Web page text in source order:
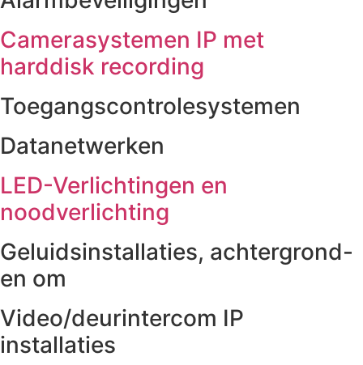
Camerasystemen IP met
harddisk recording
Toegangscontrolesystemen
Datanetwerken
LED-Verlichtingen en
noodverlichting
Geluidsinstallaties, achtergrond-
en om
Video/deurintercom IP
installaties